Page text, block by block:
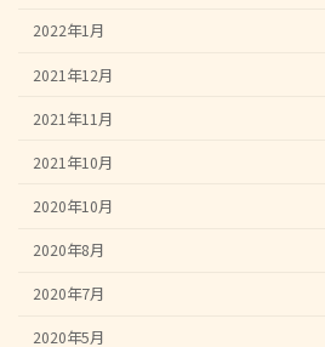
2022年1月
2021年12月
2021年11月
2021年10月
2020年10月
2020年8月
2020年7月
2020年5月